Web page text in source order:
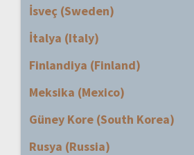
İsveç (Sweden)
İtalya (Italy)
Finlandiya (Finland)
Meksika (Mexico)
Güney Kore (South Korea)
Rusya (Russia)